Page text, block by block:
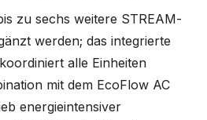
zu sechs weitere STREAM-
werden; das integrierte
alle Einheiten
mit dem EcoFlow AC
energieintensiver